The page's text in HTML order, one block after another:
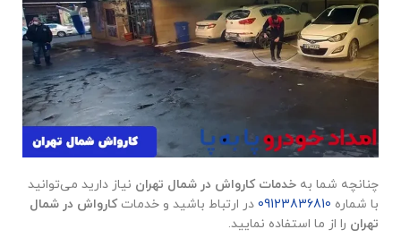
چنانچه شما به خدمات کارواش در شمال تهران نیاز دارید می‌توانید
با شماره 09123836810 در ارتباط باشید و خدماتکارواش در شمال
تهران را از ما استفاده نمایید.